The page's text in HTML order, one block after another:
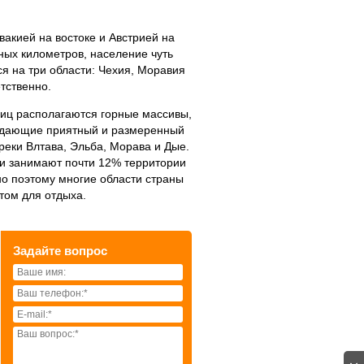
на востоке и Австрией на
километров, население чуть
на три области: Чехия, Моравия
располагаются горные массивы,
приятный и размеренный
Влтава, Эльба, Морава и Дые.
почти 12% территории
многие области страны
для отдыха.
Задайте вопрос